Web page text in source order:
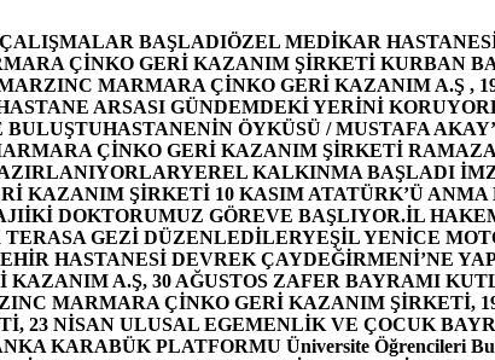
BAŞLADIÖZEL MEDİKAR
ÇİNKO GERİ KAZANIM ŞİRKETİ KURBAN
MARMARA ÇİNKO GERİ KAZANIM A.Ş ,
ARSASI GÜNDEMDEKİ YERİNİ KORUYOR
BULUŞTUHASTANENİN ÖYKÜSÜ / MUSTAFA
ÇİNKO GERİ KAZANIM ŞİRKETİ
YEREL KALKINMA BAŞLADI
KAZANIM ŞİRKETİ 10 KASIM ATATÜRK’Ü ANMA
İKİ DOKTORUMUZ GÖREVE BAŞLIYOR.İL
GEZİ DÜZENLEDİLERYEŞİL YENİCE
HASTANESİ DEVREK ÇAYDEĞİRMENİ’NE
A.Ş, 30 AĞUSTOS ZAFER BAYRAMI
MARMARA ÇİNKO GERİ KAZANIM ŞİRKETİ,
23 NİSAN ULUSAL EGEMENLİK VE ÇOCUK
KARABÜK PLATFORMU Üniversite Öğrencileri